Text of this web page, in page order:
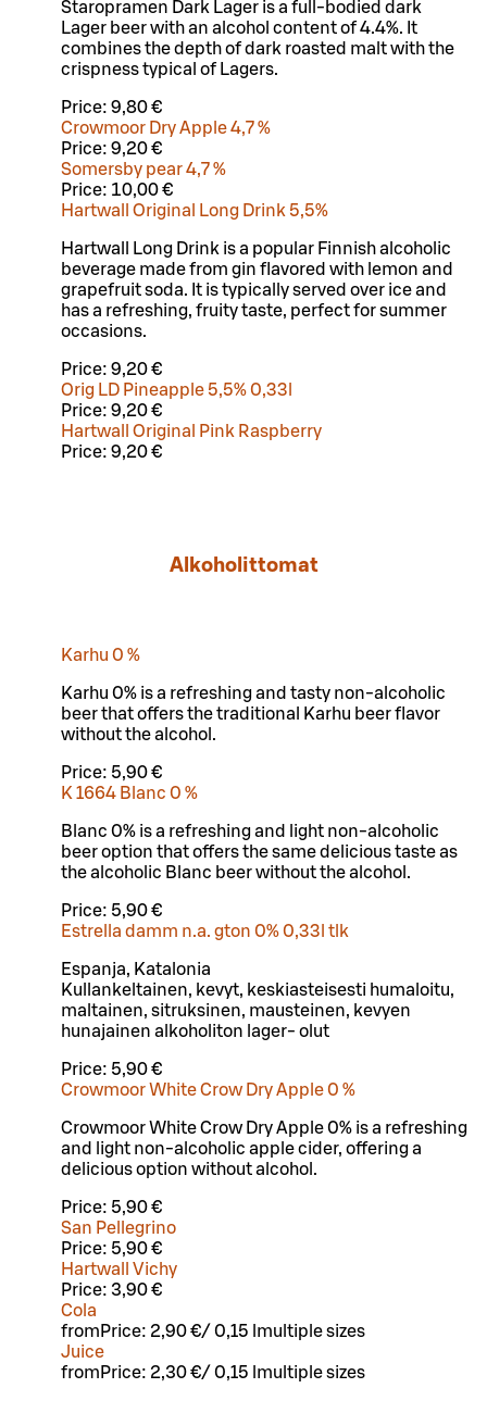
Staropramen Dark Lager is a full-bodied dark
Lager beer with an alcohol content of 4.4%. It
combines the depth of dark roasted malt with the
crispness typical of Lagers.
Price: 9,80 €
Crowmoor Dry Apple 4,7 %
Price: 9,20 €
Somersby pear 4,7 %
Price: 10,00 €
Hartwall Original Long Drink 5,5%
Hartwall Long Drink is a popular Finnish alcoholic
beverage made from gin flavored with lemon and
grapefruit soda. It is typically served over ice and
has a refreshing, fruity taste, perfect for summer
occasions.
Price: 9,20 €
Orig LD Pineapple 5,5% 0,33l
Price: 9,20 €
Hartwall Original Pink Raspberry
Price: 9,20 €
Alkoholittomat
Karhu 0 %
Karhu 0% is a refreshing and tasty non-alcoholic
beer that offers the traditional Karhu beer flavor
without the alcohol.
Price: 5,90 €
K 1664 Blanc 0 %
Blanc 0% is a refreshing and light non-alcoholic
beer option that offers the same delicious taste as
the alcoholic Blanc beer without the alcohol.
Price: 5,90 €
Estrella damm n.a. gton 0% 0,33l tlk
Espanja, Katalonia
Kullankeltainen, kevyt, keskiasteisesti humaloitu,
maltainen, sitruksinen, mausteinen, kevyen
hunajainen alkoholiton lager- olut
Price: 5,90 €
Crowmoor White Crow Dry Apple 0 %
Crowmoor White Crow Dry Apple 0% is a refreshing
and light non-alcoholic apple cider, offering a
delicious option without alcohol.
Price: 5,90 €
San Pellegrino
Price: 5,90 €
Hartwall Vichy
Price: 3,90 €
Cola
from Price: 2,90 €/ 0,15 l multiple sizes
Juice
from Price: 2,30 €/ 0,15 l multiple sizes